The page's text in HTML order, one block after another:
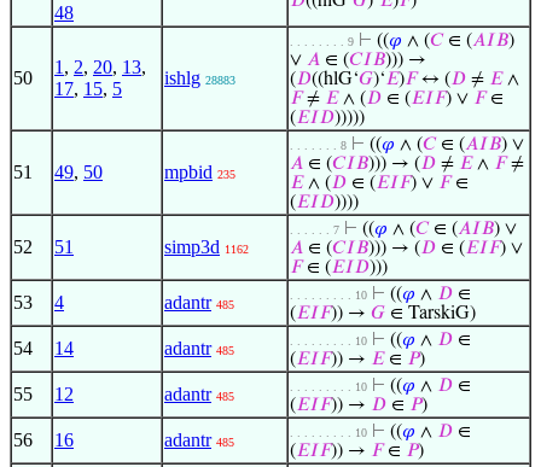
48
50
1 , 2, 20, 13,
17, 15, 5
ishlg 28883
. . . . . . . . 9 ⊢ ((𝜑 ∧ (𝐶∈ (𝐴𝐼𝐵)
∨ 𝐴 ∈ (𝐶𝐼𝐵))) →
(𝐷((hlG‘𝐺)‘𝐸)𝐹↔ (𝐷 ≠ 𝐸∧
𝐹≠ 𝐸∧ (𝐷 ∈ (𝐸𝐼𝐹) ∨ 𝐹∈
(𝐸𝐼𝐷)))))
51 49, 50 mpbid 235
. . . . . . . 8 ⊢ ((𝜑 ∧ (𝐶∈ (𝐴𝐼𝐵) ∨
𝐴 ∈ (𝐶𝐼𝐵))) → (𝐷 ≠ 𝐸∧ 𝐹≠
𝐸∧ (𝐷 ∈ (𝐸𝐼𝐹) ∨ 𝐹∈
(𝐸𝐼𝐷))))
52 51 simp3d 1162
. . . . . . 7 ⊢ ((𝜑 ∧ (𝐶∈ (𝐴𝐼𝐵) ∨
𝐴 ∈ (𝐶𝐼𝐵))) → (𝐷 ∈ (𝐸𝐼𝐹) ∨
𝐹∈ (𝐸𝐼𝐷)))
53 4 adantr 485
. . . . . . . . . 10 ⊢ ((𝜑 ∧ 𝐷 ∈
(𝐸𝐼𝐹)) → 𝐺 ∈ TarskiG)
54 14 adantr 485
. . . . . . . . . 10 ⊢ ((𝜑 ∧ 𝐷 ∈
(𝐸𝐼𝐹)) → 𝐸∈ 𝑃)
55 12 adantr 485
. . . . . . . . . 10 ⊢ ((𝜑 ∧ 𝐷 ∈
(𝐸𝐼𝐹)) → 𝐷 ∈ 𝑃)
56 16 adantr 485
. . . . . . . . . 10 ⊢ ((𝜑 ∧ 𝐷 ∈
(𝐸𝐼𝐹)) → 𝐹∈ 𝑃)